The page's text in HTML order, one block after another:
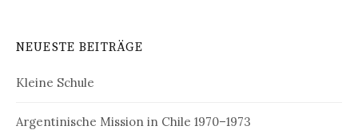
NEUESTE BEITRÄGE
Kleine Schule
Argentinische Mission in Chile 1970–1973